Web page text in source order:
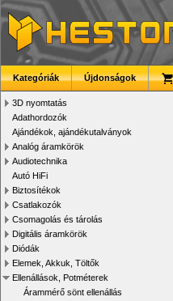
Kategóriák Újdonságok
3D nyomtatás
Adathordozók
Ajándékok, ajándékutalványok
Analóg áramkörök
Audiotechnika
Autó HiFi
Biztosítékok
Csatlakozók
Csomagolás és tárolás
Digitális áramkörök
Diódák
Elemek, Akkuk, Töltők
Ellenállások, Potméterek
Árammérő sönt ellenállás